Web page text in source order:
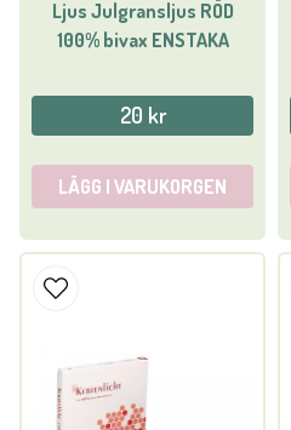
Ljus Julgransljus RÖD
100% bivax ENSTAKA
20 kr
LÄGG I VARUKORGEN